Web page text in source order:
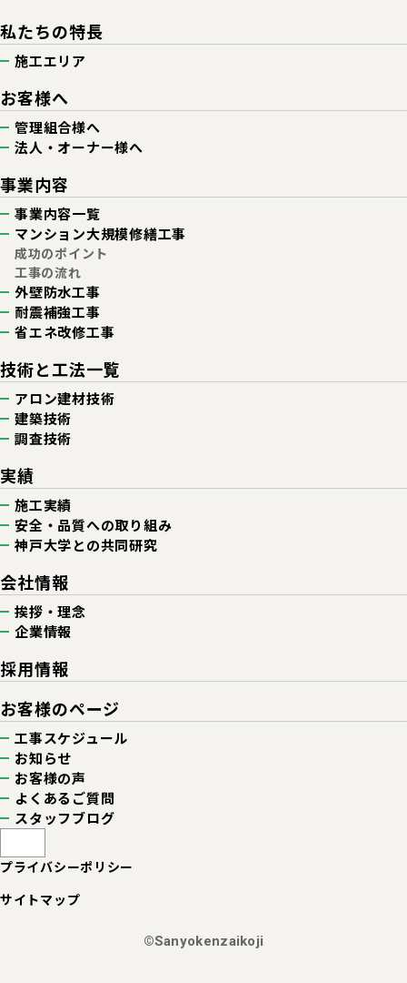
私たちの特長
施工エリア
お客様へ
管理組合様へ
法人・オーナー様へ
事業内容
事業内容一覧
マンション大規模修繕工事
成功のポイント
工事の流れ
外壁防水工事
耐震補強工事
省エネ改修工事
技術と工法一覧
アロン建材技術
建築技術
調査技術
実績
施工実績
安全・品質への取り組み
神戸大学との共同研究
会社情報
挨拶・理念
企業情報
採用情報
お客様のページ
工事スケジュール
お知らせ
お客様の声
よくあるご質問
スタッフブログ
プライバシーポリシー
サイトマップ
©Sanyokenzaikoji